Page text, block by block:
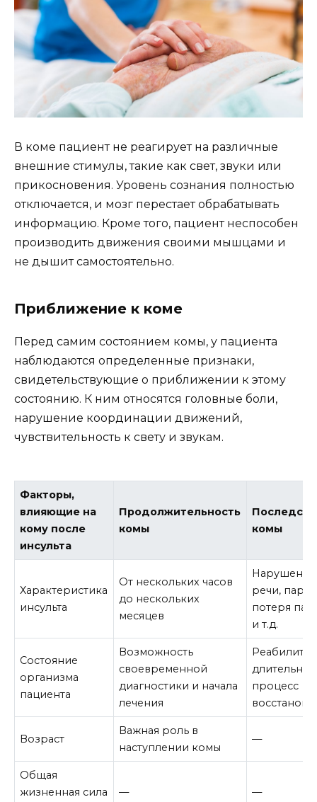
В коме пациент не реагирует на различные
внешние стимулы, такие как свет, звуки или
прикосновения. Уровень сознания полностью
отключается, и мозг перестает обрабатывать
информацию. Кроме того, пациент неспособен
производить движения своими мышцами и
не дышит самостоятельно.
Приближение к коме
Перед самим состоянием комы, у пациента
наблюдаются определенные признаки,
свидетельствующие о приближении к этому
состоянию. К ним относятся головные боли,
нарушение координации движений,
чувствительность к свету и звукам.
Факторы,
влияющие на
кому после
инсульта
Продолжительность
комы
комы
Характеристика
инсульта
От нескольких часов
до нескольких
месяцев
Нарушение
речи,
потеря
и т.д.
Состояние
организма
пациента
Возможность
своевременной
диагностики и начала
лечения
процесс
Возраст
Важная роль в
наступлении комы
—
Общая
жизненная сила
— —